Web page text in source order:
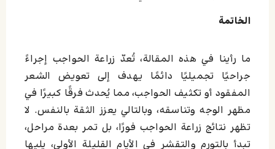
الخاتمة
ما رأينا في هذه المقالة، تُعدّ زراعة الحواجب إجراءً
جراحيًا تجميليًا دائمًا يهدف إلى تعويض الشعر
المفقود أو تكثيف الحواجب، مما يُحدث فرقًا كبيرًا في
مظهر الوجه وتناسقه، وبالتالي يعزز الثقة بالنفس. لا
تظهر نتائج زراعة الحواجب فورًا، بل تمر بعدة مراحل،
تبدأ بالتورم والتقشر في الأيام القليلة الأولى، يليها